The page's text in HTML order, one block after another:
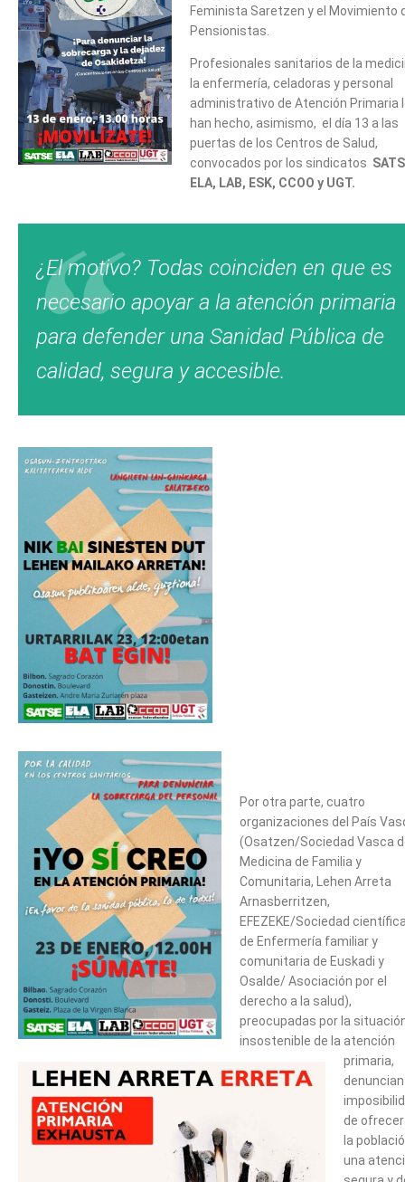
Feminista Saretzen y el Movimiento
Pensionistas.
Profesionales sanitarios de la
la enfermería, celadoras y personal
administrativo de Atención Primaria
han hecho, asimismo, el día 13 a las
puertas de los Centros de Salud,
convocados por los sindicatos
ELA, LAB, ESK, CCOO y UGT.
¿El motivo? Todas coinciden en que es
necesario apoyar a la atención primaria
para defender una Sanidad Pública de
calidad, segura y accesible.
Por otra parte, cuatro
organizaciones del País
(Osatzen/Sociedad Vasca
Medicina de Familia y
Comunitaria, Lehen Arreta
Arnasberritzen,
EFEZEKE/Sociedad
de Enfermería familiar y
comunitaria de Euskadi y
Osalde/ Asociación por el
derecho a la salud),
preocupadas por la
insostenible de la atención
primaria,
de
la
una